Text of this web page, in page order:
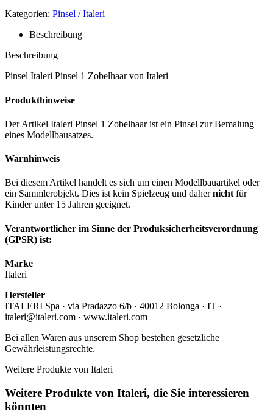
Kategorien: Pinsel / Italeri
Beschreibung
Beschreibung
Pinsel Italeri Pinsel 1 Zobelhaar von Italeri
Produkthinweise
Der Artikel Italeri Pinsel 1 Zobelhaar ist ein Pinsel zur Bemalung
eines Modellbausatzes.
Warnhinweis
Bei diesem Artikel handelt es sich um einen Modellbauartikel oder
ein Sammlerobjekt. Dies ist kein Spielzeug und dahernicht für
Kinder unter 15 Jahren geeignet.
Verantwortlicher im Sinne der Produksicherheitsverordnung
(GPSR) ist:
Marke
Italeri
Hersteller
ITALERI Spa · via Pradazzo 6/b · 40012 Bolonga · IT ·
italeri@italeri.com · www.italeri.com
Bei allen Waren aus unserem Shop bestehen gesetzliche
Gewährleistungsrechte.
Weitere Produkte von Italeri
Weitere Produkte von Italeri, die Sie interessieren
könnten